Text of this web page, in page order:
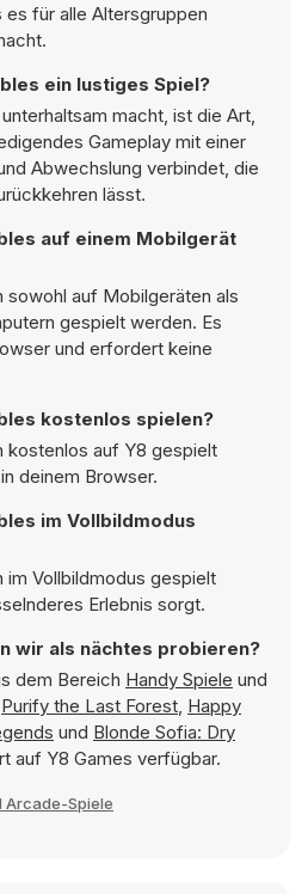
es für alle Altersgruppen
ein lustiges Spiel?
macht, ist die Art,
Gameplay mit einer
Abwechslung verbindet, die
lässt.
auf einem Mobilgerät
sowohl auf Mobilgeräten als
gespielt werden. Es
und erfordert keine
kostenlos spielen?
kostenlos auf Y8 gespielt
deinem Browser.
im Vollbildmodus
im Vollbildmodus gespielt
Erlebnis sorgt.
wir als nächtes probieren?
dem Bereich Handy Spiele und
Purify the Last Forest, Happy
und Blonde Sofia: Dry
auf Y8 Games verfügbar.
Arcade-Spiele